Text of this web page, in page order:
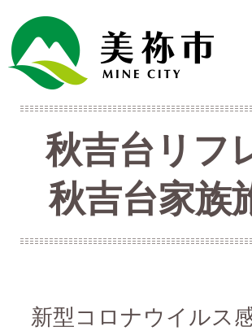
秋吉台リフ
秋吉台家族
新型コロナウイルス